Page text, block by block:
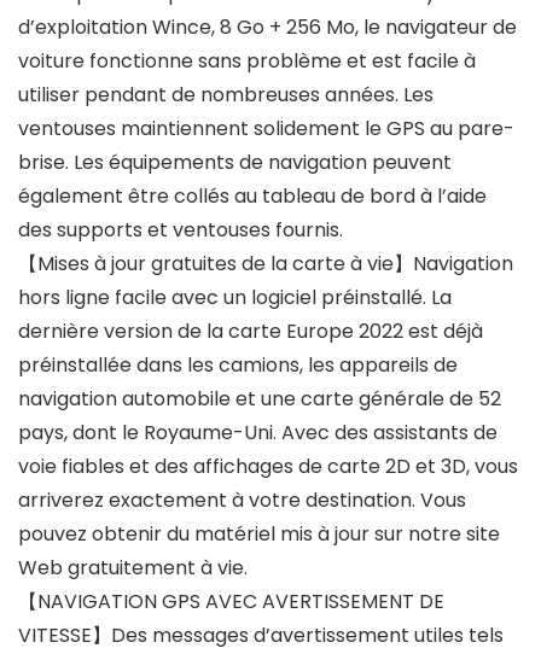
d’exploitation Wince, 8 Go + 256 Mo, le navigateur de
voiture fonctionne sans problème et est facile à
utiliser pendant de nombreuses années. Les
ventouses maintiennent solidement le GPS au pare-
brise. Les équipements de navigation peuvent
également être collés au tableau de bord à l’aide
des supports et ventouses fournis.
【Mises à jour gratuites de la carte à vie】Navigation
hors ligne facile avec un logiciel préinstallé. La
dernière version de la carte Europe 2022 est déjà
préinstallée dans les camions, les appareils de
navigation automobile et une carte générale de 52
pays, dont le Royaume-Uni. Avec des assistants de
voie fiables et des affichages de carte 2D et 3D, vous
arriverez exactement à votre destination. Vous
pouvez obtenir du matériel mis à jour sur notre site
Web gratuitement à vie.
【NAVIGATION GPS AVEC AVERTISSEMENT DE
VITESSE】Des messages d’avertissement utiles tels